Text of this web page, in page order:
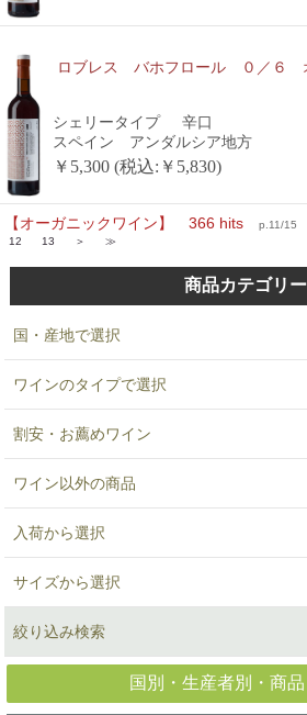
ロブレス バホフロール ０／６
シェリータイプ
辛口
スペイン アンダルシア地方
￥5,300 (税込:￥5,830)
【オーガニックワイン】 366 hitsp.11/15
12
13 ＞ ≫
商品カテゴリー
国・産地で選択
ワインのタイプで選択
割安・お薦めワイン
ワイン以外の商品
入荷から選択
サイズから選択
絞り込み検索
国別・生産者別・商品